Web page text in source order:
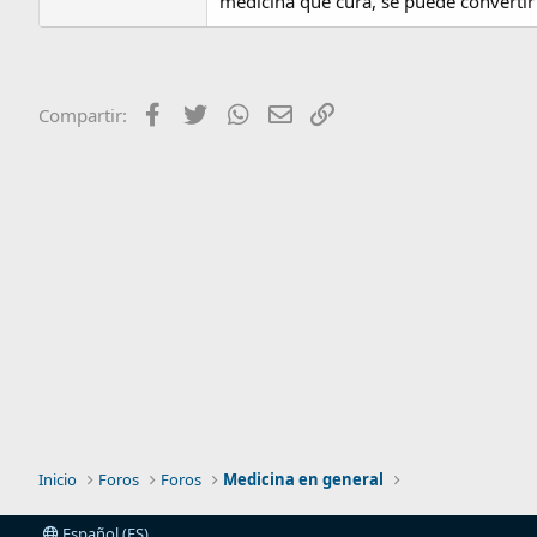
Compartir: Facebook
Twitter WhatsApp
Email
Inicio Foros Foros Medicina en general